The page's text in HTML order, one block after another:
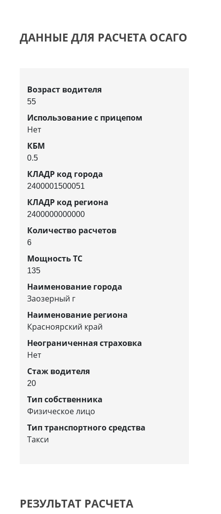
ДАННЫЕ ДЛЯ РАСЧЕТА ОСАГО
Возраст водителя
55
Использование с прицепом
Нет
КБМ
0.5
КЛАДР код города
2400001500051
КЛАДР код региона
2400000000000
Количество расчетов
6
Мощность ТС
135
Наименование города
Заозерный г
Наименование региона
Красноярский край
Неограниченная страховка
Нет
Стаж водителя
20
Тип собственника
Физическое лицо
Тип транспортного средства
Такси
РЕЗУЛЬТАТ РАСЧЕТА